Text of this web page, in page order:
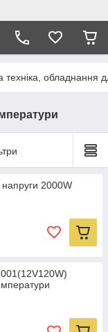
техніка, обладнання
2000W